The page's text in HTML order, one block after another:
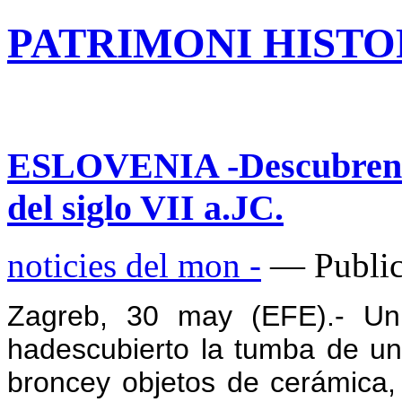
PATRIMONI
ESLOVENIA -
del siglo VII a.JC.
noticies del mon - —
Zagreb, 30 may (EFE).-
hadescubierto la tumba de
broncey objetos de